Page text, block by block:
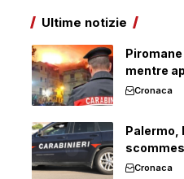
Ultime notizie
mentre
Cronaca
Palermo,
Cronaca